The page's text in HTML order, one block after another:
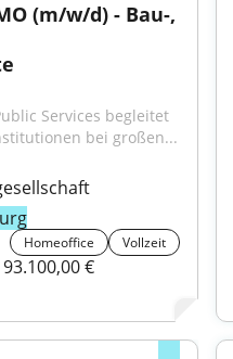
(m/w/d) - Bau-,
Services begleitet
bei großen...
Homeoffice Vollzeit
€